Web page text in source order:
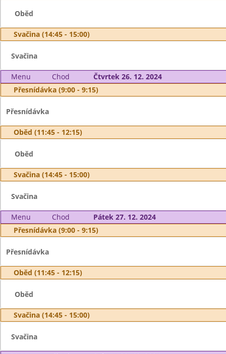
Oběd
Svačina (14:45 - 15:00)
Svačina
Menu Chod
Čtvrtek 26. 12. 2024
Přesnídávka (9:00 - 9:15)
Přesnídávka
Oběd (11:45 - 12:15)
Oběd
Svačina (14:45 - 15:00)
Svačina
Menu Chod
Pátek 27. 12. 2024
Přesnídávka (9:00 - 9:15)
Přesnídávka
Oběd (11:45 - 12:15)
Oběd
Svačina (14:45 - 15:00)
Svačina